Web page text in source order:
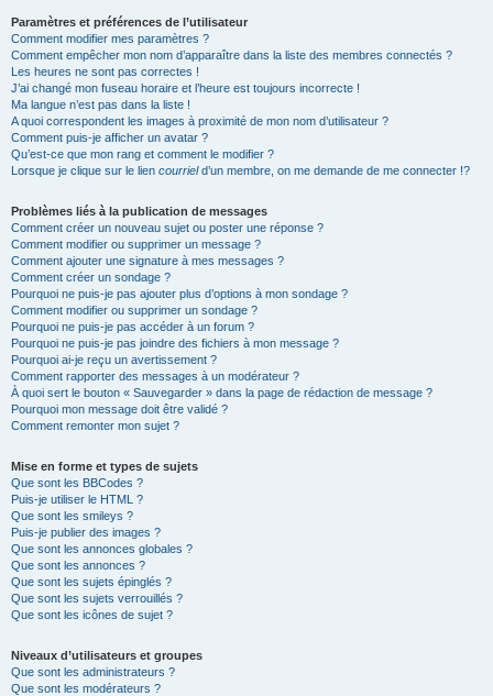
Paramètres et préférences de l’utilisateur
Comment modifier mes paramètres ?
Comment empêcher mon nom d’apparaître dans la liste des membres connectés ?
Les heures ne sont pas correctes !
J’ai changé mon fuseau horaire et l’heure est toujours incorrecte !
Ma langue n’est pas dans la liste !
A quoi correspondent les images à proximité de mon nom d’utilisateur ?
Comment puis-je afficher un avatar ?
Qu’est-ce que mon rang et comment le modifier ?
Lorsque je clique sur le lien courrield’un membre, on me demande de me connecter !?
Problèmes liés à la publication de messages
Comment créer un nouveau sujet ou poster une réponse ?
Comment modifier ou supprimer un message ?
Comment ajouter une signature à mes messages ?
Comment créer un sondage ?
Pourquoi ne puis-je pas ajouter plus d’options à mon sondage ?
Comment modifier ou supprimer un sondage ?
Pourquoi ne puis-je pas accéder à un forum ?
Pourquoi ne puis-je pas joindre des fichiers à mon message ?
Pourquoi ai-je reçu un avertissement ?
Comment rapporter des messages à un modérateur ?
À quoi sert le bouton « Sauvegarder » dans la page de rédaction de message ?
Pourquoi mon message doit être validé ?
Comment remonter mon sujet ?
Mise en forme et types de sujets
Que sont les BBCodes ?
Puis-je utiliser le HTML ?
Que sont les smileys ?
Puis-je publier des images ?
Que sont les annonces globales ?
Que sont les annonces ?
Que sont les sujets épinglés ?
Que sont les sujets verrouillés ?
Que sont les icônes de sujet ?
Niveaux d’utilisateurs et groupes
Que sont les administrateurs ?
Que sont les modérateurs ?